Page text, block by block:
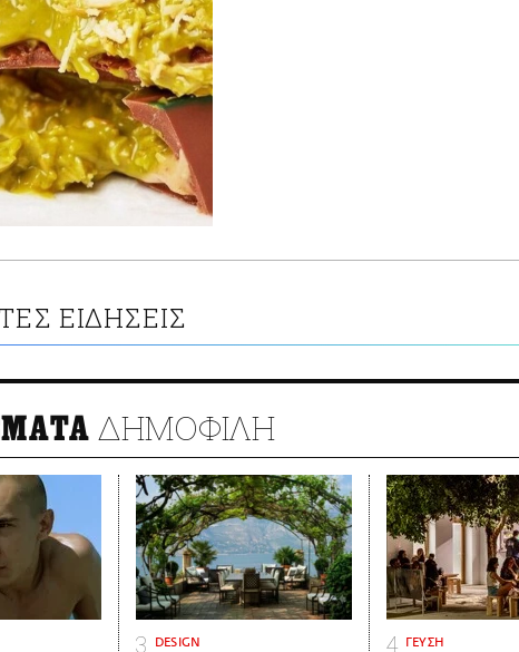
ΕΙΔΗΣΕΙΣ
ΔΗΜΟΦΙΛΗ
DESIGN ΓΕΥΣΗ